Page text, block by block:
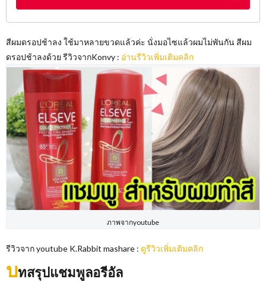
สีผมดรอปช้าลง ใช้มาหลายขวดแล้วค่ะ นั่งมอไซแล้วผมไม่พันกัน สีผม
ดรอปช้าลงด้วย รีวิวจากKonvy : อ่านรีวิวเพิ่มเติมคลิก
ภาพจากyoutube
รีวิวจาก youtube K.Rabbit mashare : ดูรีวิวเพิ่มเติมคลิก
บทสรุปแชมพูลอรีอัล